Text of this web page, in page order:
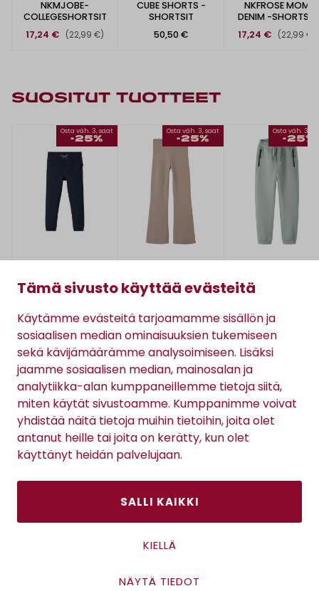
Tämä sivusto käyttää evästeitä
Käytämme evästeitä tarjoamamme sisällön ja
sosiaalisen median ominaisuuksien tukemiseen
sekä kävijämäärämme analysoimiseen. Lisäksi
jaamme sosiaalisen median, mainosalan ja
analytiikka-alan kumppaneillemme tietoja siitä,
miten käytät sivustoamme. Kumppanimme voivat
yhdistää näitä tietoja muihin tietoihin, joita olet
antanut heille tai joita on kerätty, kun olet
käyttänyt heidän palvelujaan.
SALLI KAIKKI
KIELLÄ
NÄYTÄ TIEDOT
NKMJOBE-
COLLEGESHORTSIT
17,24 €
(22,99 €)
CUBE SHORTS -
SHORTSIT
50,50 €
NKFROSE MOM
DENIM -SHORTSIT
17,24 €
(22,99 €)
SUOSITUT TUOTTEET
Osta väh. 3, saat
-25%
NKMSWEAT PANT -
COLLEGEHOUSUT
Osta väh. 3, saat
-25%
BOOTCUT -
Osta väh. 3,
-25%
COLLEGEHOUSUT
TILAA RATSULAN UUTISKIRJE
Tilaamalla uutiskirjeen hyväksytRatsulan tietosuojaselosteen.
Asiakaspalvelu
Lahjakortti